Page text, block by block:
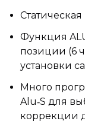
Функция
позиции (6
установки
Много
Alu‑S для
коррекции